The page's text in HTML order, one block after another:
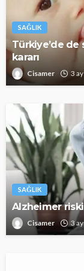
SAĞLIK
Türkiye’de de
kararı
Cisamer 3
SAĞLIK
Alzheimer
Cisamer 3